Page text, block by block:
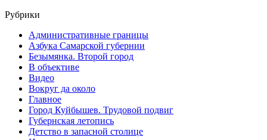
Рубрики
Административные границы
Азбука Самарской губернии
Безымянка. Второй город
В объективе
Видео
Вокруг да около
Главное
Город Куйбышев. Трудовой подвиг
Губернская летопись
Детство в запасной столице